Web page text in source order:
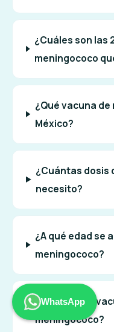
¿Cuáles son las
meningococo
¿Qué vacuna
México?
¿Cuántas dosis
necesito?
¿A qué edad se
meningococo?
¿Quién debe
meningococo?
WhatsApp